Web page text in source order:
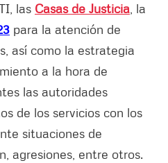
las Casas de Justicia , la
para la atención de
así como la estrategia
a la hora de
las autoridades
de los servicios con los
situaciones de
agresiones, entre otros.